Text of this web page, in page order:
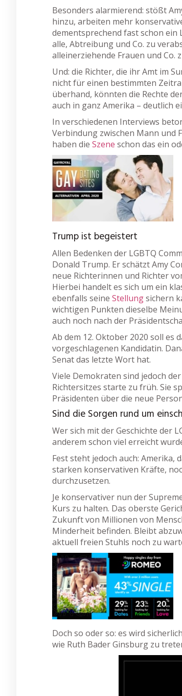
Besonders alarmierend: stößt
hinzu, arbeiten mehr
dementsprechend fast schon ein
alle, Abtreibung und Co. zu
alleinerziehende Frauen und Co.
Und: die Richter, die ihr Amt im
nicht für einen bestimmten
überhand, könnten die Rechte
auch in ganz Amerika – deutlich
In verschiedenen Interviews
Verbindung zwischen Mann und
haben die Szene schon das ein
Trump ist begeistert
Allen Bedenken der LGBTQ
Donald Trump. Er schätzt Amy
neue Richterinnen und Richter
Hierbei handelt es sich um ein
ebenfalls seine Stellungsichern
wichtigen Punkten dieselbe
auch noch nach der
Ab dem 12. Oktober 2020 soll es
vorgeschlagenen Kandidatin.
Senat das letzte Wort hat.
Viele Demokraten sind jedoch
Richtersitzes starte zu früh. Sie
Präsidenten über die neue
Sind die Sorgen rund um
Wer sich mit der Geschichte der
anderem schon viel erreicht
Fest steht jedoch auch: Amerika,
starken konservativen Kräfte,
durchzusetzen.
Je konservativer nun der
Kurs zu halten. Das oberste
Zukunft von Millionen von
Minderheit befinden. Bleibt
aktuell freien Stuhls noch zu
Doch so oder so: es wird
wie Ruth Bader Ginsburg zu